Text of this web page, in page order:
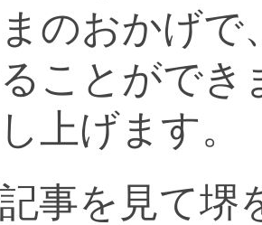
のおかげで
ことができ
上げます。
記事を見て